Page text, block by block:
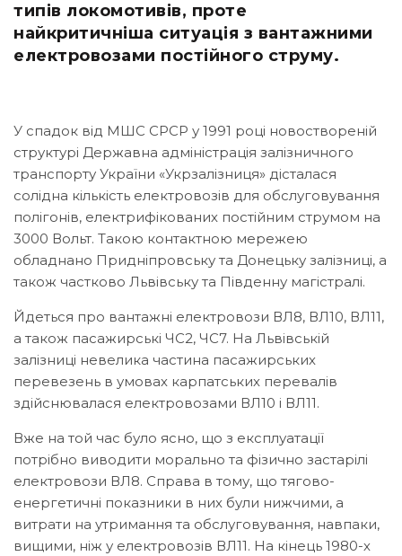
типів локомотивів, проте
найкритичніша ситуація з вантажними
електровозами постійного струму.
У спадок від МШС СРСР у 1991 році новоствореній
структурі Державна адміністрація залізничного
транспорту України «Укрзалізниця» дісталася
солідна кількість електровозів для обслуговування
полігонів, електрифікованих постійним струмом на
3000 Вольт. Такою контактною мережею
обладнано Придніпровську та Донецьку залізниці, а
також частково Львівську та Південну магістралі.
Йдеться про вантажні електровози ВЛ8, ВЛ10, ВЛ11,
а також пасажирські ЧС2, ЧС7. На Львівській
залізниці невелика частина пасажирських
перевезень в умовах карпатських перевалів
здійснювалася електровозами ВЛ10 і ВЛ11.
Вже на той час було ясно, що з експлуатації
потрібно виводити морально та фізично застарілі
електровози ВЛ8. Справа в тому, що тягово-
енергетичні показники в них були нижчими, а
витрати на утримання та обслуговування, навпаки,
вищими, ніж у електровозів ВЛ11. На кінець 1980-х